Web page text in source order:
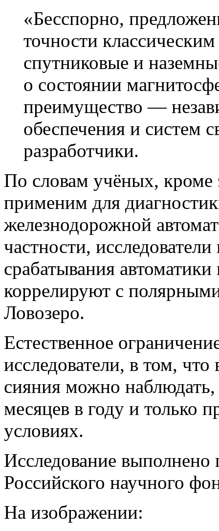
«Бесспорно,
точности
спутниковые и
о состоянии
преимущество —
обеспечения и систем
разработчики.
По словам учёных, кроме
применим для
железнодорожной
частности,
срабатывания
коррелируют с
Ловозеро.
Естественное
исследователи, в том,
сияния можно наблюдать,
месяцев в году и только
условиях.
Исследование
Российского научного
На изображении: